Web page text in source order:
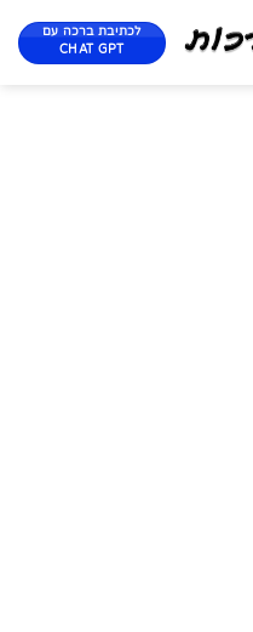
לכתיבת ברכה עם
CHAT GPT